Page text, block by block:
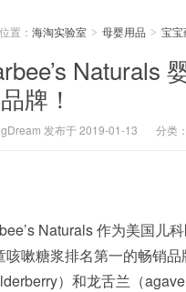
置： 海淘实验室 > 母婴用品 > 宝宝
Naturals
牌！
发布于 2019-01-13 分类：
Naturals 作为美国儿
咳嗽糖浆排名第一的畅销
）和龙舌兰（